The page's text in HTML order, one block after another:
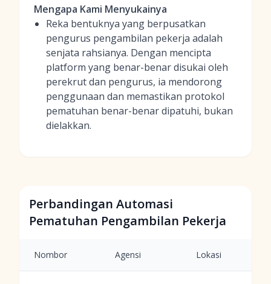
Mengapa Kami Menyukainya
Reka bentuknya yang berpusatkan
pengurus pengambilan pekerja adalah
senjata rahsianya. Dengan mencipta
platform yang benar-benar disukai oleh
perekrut dan pengurus, ia mendorong
penggunaan dan memastikan protokol
pematuhan benar-benar dipatuhi, bukan
dielakkan.
Perbandingan Automasi
Pematuhan Pengambilan Pekerja
Nombor Agensi Lokasi